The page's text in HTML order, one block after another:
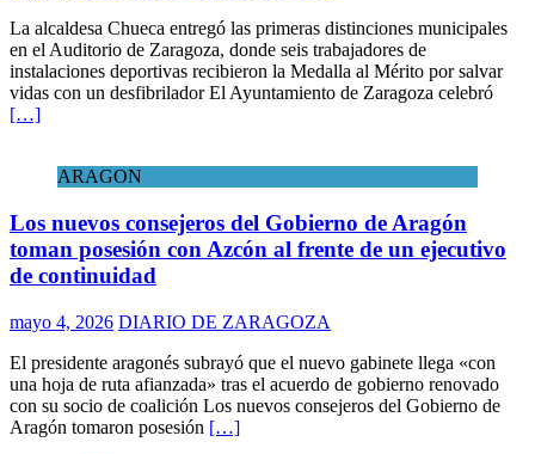
La alcaldesa Chueca entregó las primeras distinciones municipales
en el Auditorio de Zaragoza, donde seis trabajadores de
instalaciones deportivas recibieron la Medalla al Mérito por salvar
vidas con un desfibrilador El Ayuntamiento de Zaragoza celebró
[…]
ARAGON
Los nuevos consejeros del Gobierno de Aragón
toman posesión con Azcón al frente de un ejecutivo
de continuidad
mayo 4, 2026 DIARIO DE ZARAGOZA
El presidente aragonés subrayó que el nuevo gabinete llega «con
una hoja de ruta afianzada» tras el acuerdo de gobierno renovado
con su socio de coalición Los nuevos consejeros del Gobierno de
Aragón tomaron posesión […]